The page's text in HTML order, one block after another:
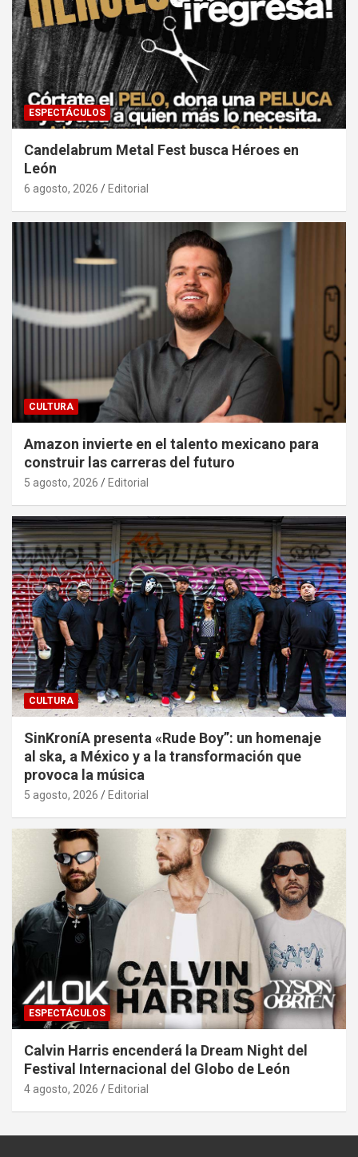
ESPECTÁCULOS
Candelabrum Metal Fest busca Héroes en
León
6 agosto, 2026 Editorial
CULTURA
Amazon invierte en el talento mexicano para
construir las carreras del futuro
5 agosto, 2026 Editorial
CULTURA
SinKroníA presenta «Rude Boy”: un homenaje
al ska, a México y a la transformación que
provoca la música
5 agosto, 2026 Editorial
ESPECTÁCULOS
Calvin Harris encenderá la Dream Night del
Festival Internacional del Globo de León
4 agosto, 2026 Editorial